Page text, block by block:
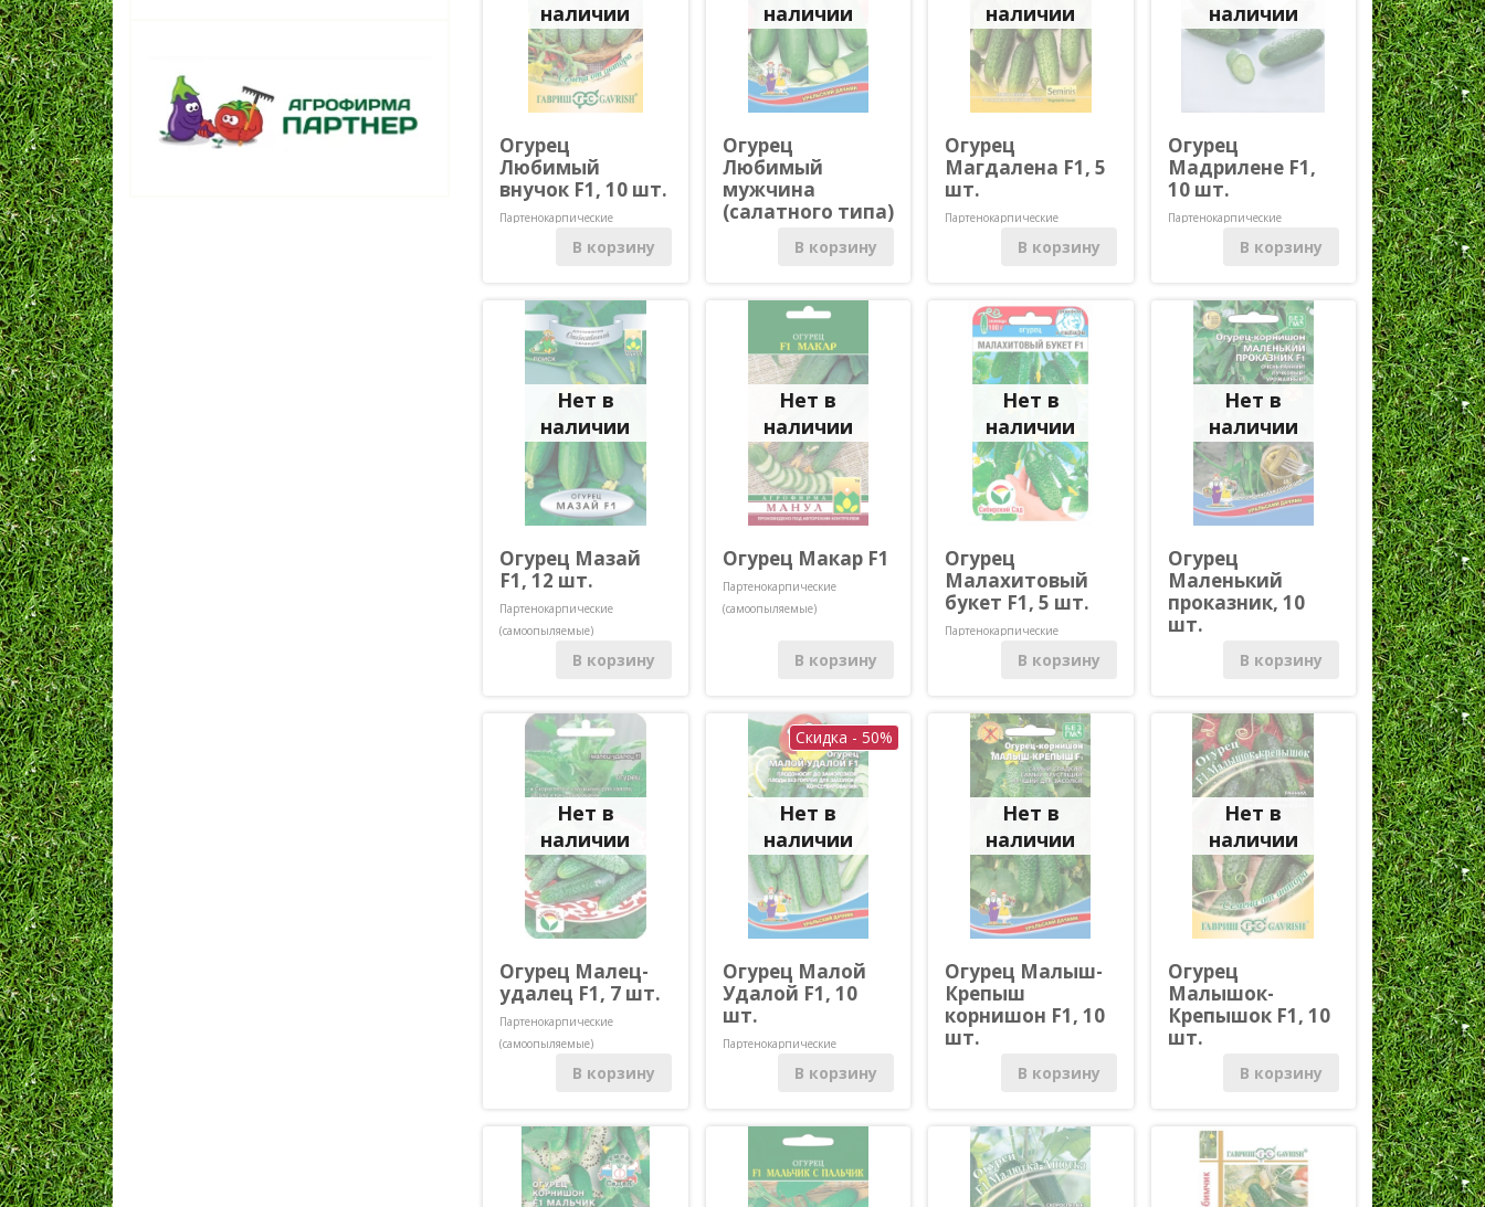
наличии
Огурец
Любимый
внучок F1, 10 шт.
Партенокарпические
(самоопыляемые)В корзину
наличии
Огурец
Любимый
мужчина
(салатного типа)
Партенокарпические
В корзину
наличии
Огурец
Магдалена F1, 5
шт.
Партенокарпические
(самоопыляемые)В корзину
наличии
Огурец
Мадрилене F1,
10 шт.
Партенокарпические
(самоопыляемые)В корзину
Нет в
наличии
Огурец Мазай
F1, 12 шт.
Партенокарпические
(самоопыляемые)
В корзину
Нет в
наличии
Огурец Макар F1
Партенокарпические
(самоопыляемые)
В корзину
Нет в
наличии
Огурец
Малахитовый
букет F1, 5 шт.
Партенокарпические
(самоопыляемые)В корзину
Нет в
наличии
Огурец
Маленький
проказник, 10
шт.
ПартенокарпическиеВ корзину
Нет в
наличии
Огурец Малец-
удалец F1, 7 шт.
Партенокарпические
(самоопыляемые)
В корзину
Нет в
наличии
Скидка - 50%
Огурец Малой
Удалой F1, 10
шт.
Партенокарпические
(самоопыляемые)В корзину
Нет в
наличии
Огурец Малыш-
Крепыш
корнишон F1, 10
шт.
ПартенокарпическиеВ корзину
Нет в
наличии
Огурец
Малышок-
Крепышок F1, 10
шт.
ПартенокарпическиеВ корзину